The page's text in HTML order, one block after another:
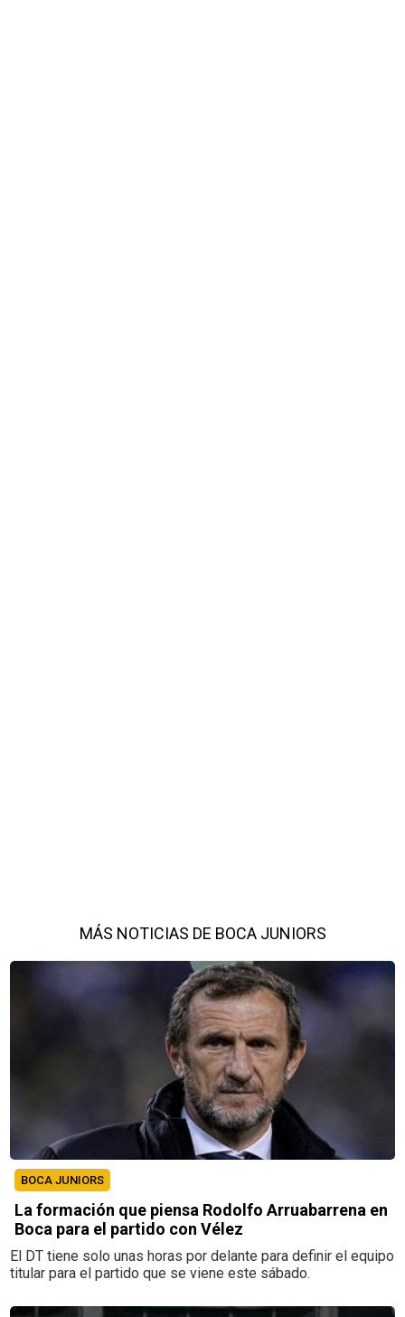
MÁS NOTICIAS DE BOCA JUNIORS
BOCA JUNIORS
La formación que piensa Rodolfo Arruabarrena en
Boca para el partido con Vélez
El DT tiene solo unas horas por delante para definir el equipo
titular para el partido que se viene este sábado.